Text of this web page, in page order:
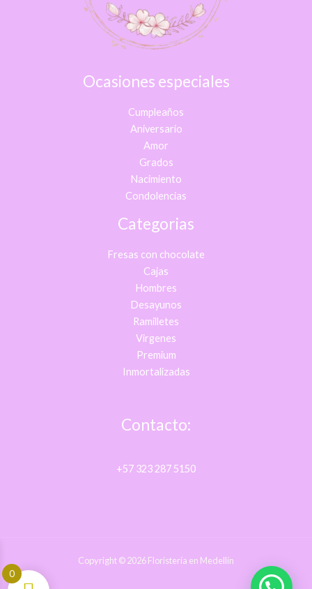
Ocasiones especiales
Cumpleaños
Aniversario
Amor
Grados
Nacimiento
Condolencias
Categorias
Fresas con chocolate
Cajas
Hombres
Desayunos
Ramilletes
Virgenes
Premium
Inmortalizadas
Contacto:
+57 323 287 5150
Copyright © 2026 Floristería en Medellín
0